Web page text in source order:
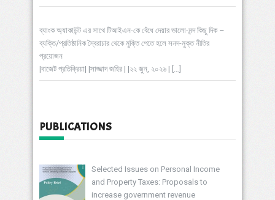
ব্যাংক অ্যাকাউন্ট এর সাথে টিআইএন-কে বেঁধে দেয়ার ভালো-মন্দ কিছু দিক –
ব্যক্তি/প্রতিষ্ঠানিক স্বৈরাচার থেকে মুক্তি পেতে হলে সনদ-মুক্ত নীতির
প্রয়োজন
|বাজেট প্রতিক্রিয়া| |সাজ্জাদ জহির | |২২ জুন, ২০২৬ | […]
PUBLICATIONS
Selected Issues on Personal Income
and Property Taxes: Proposals to
increase government revenue